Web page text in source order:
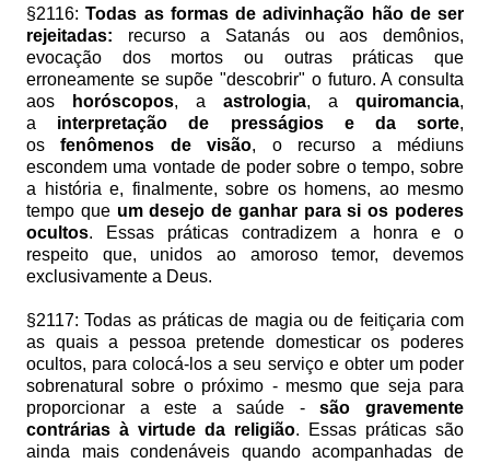
§2116:Todas as formas de adivinhação hão de ser
rejeitadas: recurso a Satanás ou aos demônios,
evocação dos mortos ou outras práticas que
erroneamente se supõe "descobrir" o futuro. A consulta
aos
horóscopos, a astrologia, a quiromancia,
a interpretação de presságios e da sorte,
osfenômenos de visão, o recurso a médiuns
escondem uma vontade de poder sobre o tempo, sobre
a história e, finalmente, sobre os homens, ao mesmo
tempo que um desejo de ganhar para si os poderes
ocultos. Essas práticas contradizem a honra e o
respeito que, unidos ao amoroso temor, devemos
exclusivamente a Deus.
§2117: Todas as práticas de magia ou de feitiçaria com
as quais a pessoa pretende domesticar os poderes
ocultos, para colocá-los a seu serviço e obter um poder
sobrenatural sobre o próximo - mesmo que seja para
proporcionar a este a saúde -são gravemente
contrárias à virtude da religião. Essas práticas são
ainda mais condenáveis quando acompanhadas de